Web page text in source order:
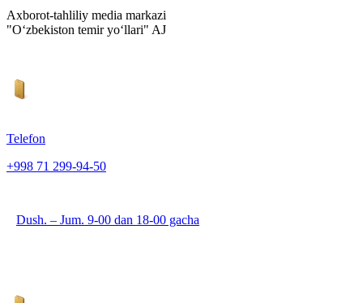
Axborot-tahliliy media markazi
"O‘zbekiston temir yo‘llari" AJ
Telefon
+998 71 299-94-50
Dush. – Jum. 9-00 dan 18-00 gacha